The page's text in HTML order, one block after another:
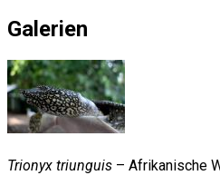
Galerien
Trionyx triunguis – Afrikanische